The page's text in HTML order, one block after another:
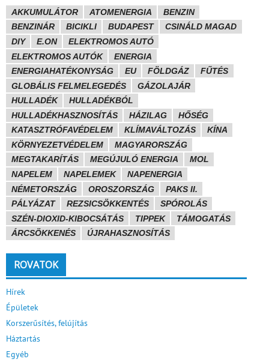
AKKUMULÁTOR ATOMENERGIA
BENZIN
BENZINÁR
BICIKLI BUDAPEST
CSINÁLD MAGAD
DIY
E.ON
ELEKTROMOS AUTÓ
ELEKTROMOS AUTÓK
ENERGIA
ENERGIAHATÉKONYSÁG
EU FÖLDGÁZ
FŰTÉS
GLOBÁLIS FELMELEGEDÉS
GÁZOLAJÁR
HULLADÉK
HULLADÉKBÓL
HULLADÉKHASZNOSÍTÁS
HÁZILAG
HŐSÉG
KATASZTRÓFAVÉDELEM
KLÍMAVÁLTOZÁS
KÍNA
KÖRNYEZETVÉDELEM
MAGYARORSZÁG
MEGTAKARÍTÁS
MEGÚJULÓ ENERGIA
MOL
NAPELEM
NAPELEMEK
NAPENERGIA
NÉMETORSZÁG
OROSZORSZÁG
PAKS II.
PÁLYÁZAT
REZSICSÖKKENTÉS
SPÓROLÁS
SZÉN-DIOXID-KIBOCSÁTÁS
TIPPEK
TÁMOGATÁS
ÁRCSÖKKENÉS
ÚJRAHASZNOSÍTÁS
ROVATOK
Hírek
Épületek
Korszerűsítés, felújítás
Háztartás
Egyéb